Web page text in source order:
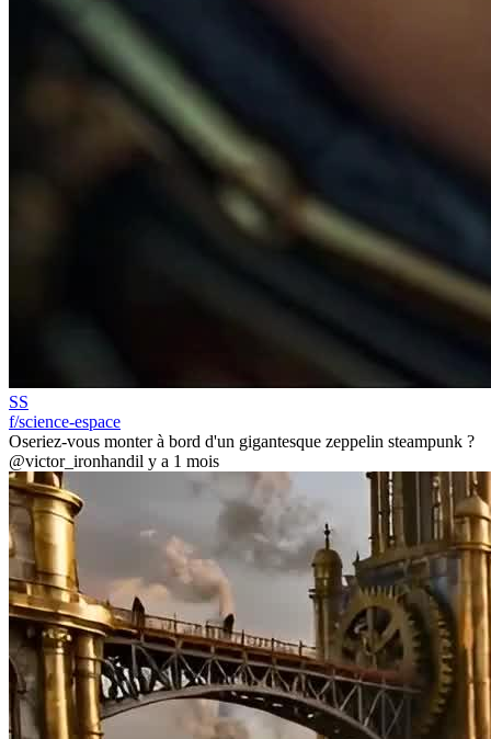
SS
f/science-espace
Oseriez-vous monter à bord d'un gigantesque zeppelin steampunk ?
@victor_ironhandil y a 1 mois